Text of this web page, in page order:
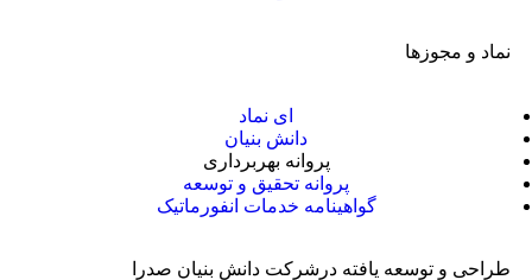
نماد و مجوزها
ای نماد
دانش بنیان
پروانه بهربرداری
پروانه تحقیق و توسعه
گواهینامه خدمات انفورماتیک
طراحی و توسعه یافته درشرکت دانش بنیان صدرا